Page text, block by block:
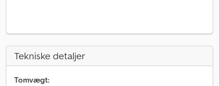
Tekniske detaljer
Tomvægt: